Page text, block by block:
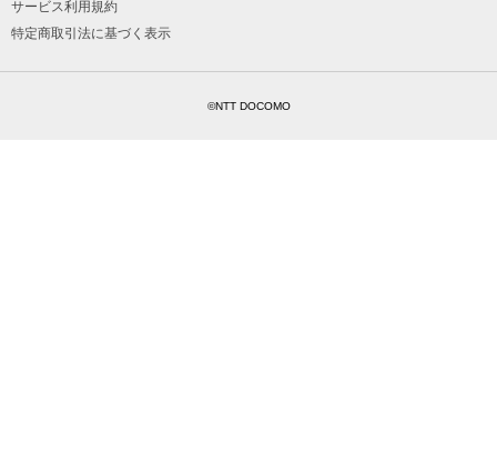
サービス利用規約
特定商取引法に基づく表示
©NTT DOCOMO